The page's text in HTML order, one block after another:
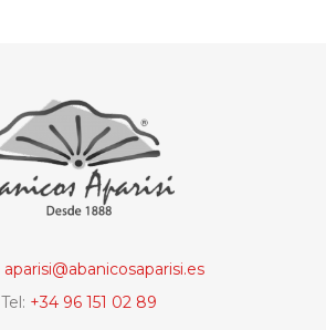
aparisi@abanicosaparisi.es
Tel: +34 96 151 02 89